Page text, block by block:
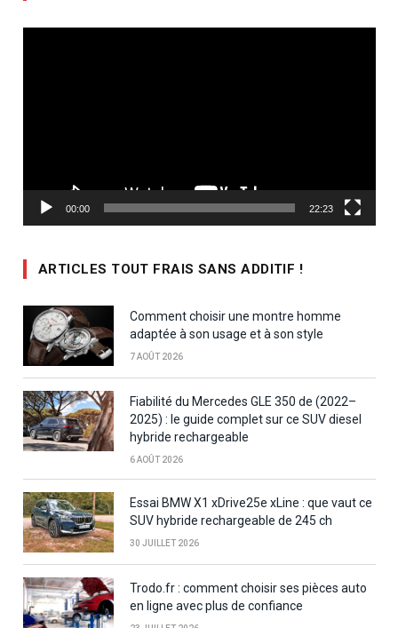
00:00 22:23
ARTICLES TOUT FRAIS SANS ADDITIF !
Comment choisir une montre homme
adaptée à son usage et à son style
7 AOÛT 2026
Fiabilité du Mercedes GLE 350 de (2022–
2025) : le guide complet sur ce SUV diesel
hybride rechargeable
6 AOÛT 2026
Essai BMW X1 xDrive25e xLine : que vaut ce
SUV hybride rechargeable de 245 ch
30 JUILLET 2026
Trodo.fr : comment choisir ses pièces auto
en ligne avec plus de confiance